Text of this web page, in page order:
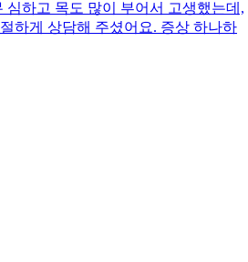
심하고 목도 많이 부어서 고생했는데,
하게 상담해 주셨어요. 증상 하나하